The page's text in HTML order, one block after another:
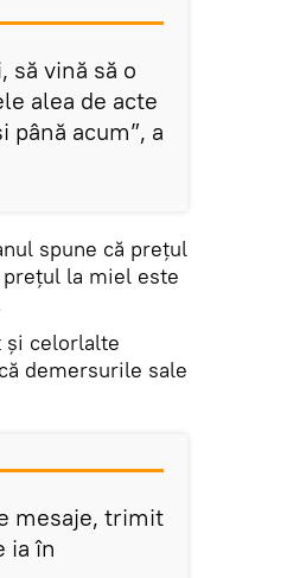
să vină să o
alea de acte
până acum”, a
spune că prețul
prețul la miel este
și celorlalte
demersurile sale
mesaje, trimit
ia în